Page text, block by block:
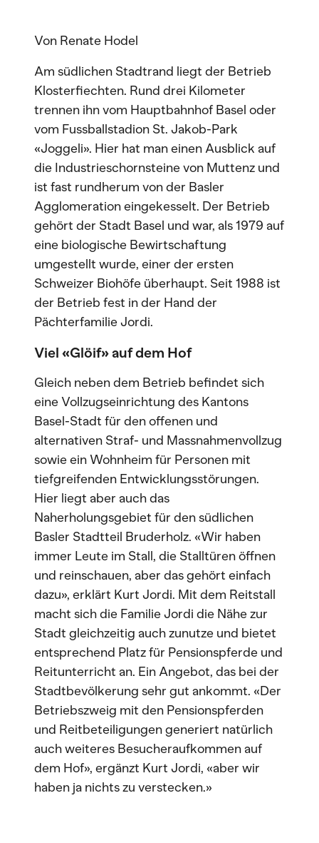
Von Renate Hodel
Am südlichen Stadtrand liegt der Betrieb
Klosterfiechten. Rund drei Kilometer
trennen ihn vom Hauptbahnhof Basel oder
vom Fussballstadion St. Jakob-Park
«Joggeli». Hier hat man einen Ausblick auf
die Industrieschornsteine von Muttenz und
ist fast rundherum von der Basler
Agglomeration eingekesselt. Der Betrieb
gehört der Stadt Basel und war, als 1979 auf
eine biologische Bewirtschaftung
umgestellt wurde, einer der ersten
Schweizer Biohöfe überhaupt. Seit 1988 ist
der Betrieb fest in der Hand der
Pächterfamilie Jordi.
Viel «Glöif» auf dem Hof
Gleich neben dem Betrieb befindet sich
eine Vollzugseinrichtung des Kantons
Basel-Stadt für den offenen und
alternativen Straf- und Massnahmenvollzug
sowie ein Wohnheim für Personen mit
tiefgreifenden Entwicklungsstörungen.
Hier liegt aber auch das
Naherholungsgebiet für den südlichen
Basler Stadtteil Bruderholz. «Wir haben
immer Leute im Stall, die Stalltüren öffnen
und reinschauen, aber das gehört einfach
dazu», erklärt Kurt Jordi. Mit dem Reitstall
macht sich die Familie Jordi die Nähe zur
Stadt gleichzeitig auch zunutze und bietet
entsprechend Platz für Pensionspferde und
Reitunterricht an. Ein Angebot, das bei der
Stadtbevölkerung sehr gut ankommt. «Der
Betriebszweig mit den Pensionspferden
und Reitbeteiligungen generiert natürlich
auch weiteres Besucheraufkommen auf
dem Hof», ergänzt Kurt Jordi, «aber wir
haben ja nichts zu verstecken.»